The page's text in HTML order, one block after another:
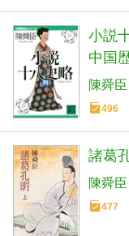
小説
中国
陳舜臣
496
諸葛
陳舜臣
477